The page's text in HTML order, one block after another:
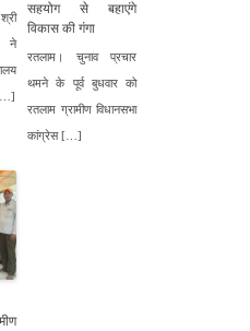
ने
सहयोग से बहाएंगे
विकास की गंगा
रतलाम। चुनाव प्रचार
थमने के पूर्व बुधवार को
रतलाम ग्रामीण विधानसभा
कांग्रेस […]